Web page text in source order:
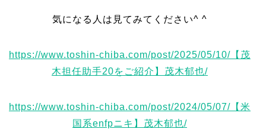
気になる人は見てみてください^ ^
https://www.toshin-chiba.com/post/2025/05/10/【茂
木担任助手20をご紹介】茂木郁也/
https://www.toshin-chiba.com/post/2024/05/07/【米
国系enfpニキ】茂木郁也/